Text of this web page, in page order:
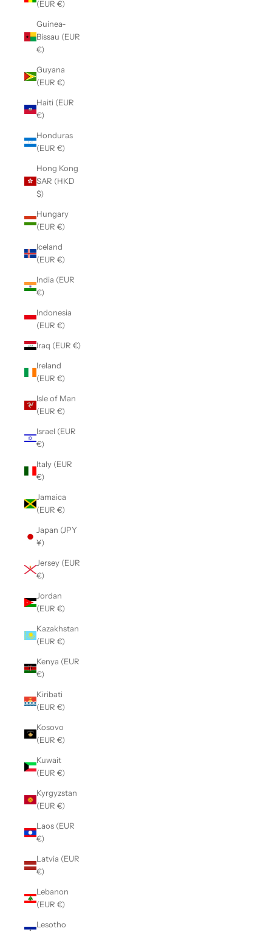
(EUR €)
Guinea-
Bissau (EUR
€)
Guyana
(EUR €)
Haiti (EUR
€)
Honduras
(EUR €)
Hong Kong
SAR (HKD
$)
Hungary
(EUR €)
Iceland
(EUR €)
India (EUR
€)
Indonesia
(EUR €)
Iraq (EUR €)
Ireland
(EUR €)
Isle of Man
(EUR €)
Israel (EUR
€)
Italy (EUR
€)
Jamaica
(EUR €)
Japan (JPY
¥)
Jersey (EUR
€)
Jordan
(EUR €)
Kazakhstan
(EUR €)
Kenya (EUR
€)
Kiribati
(EUR €)
Kosovo
(EUR €)
Kuwait
(EUR €)
Kyrgyzstan
(EUR €)
Laos (EUR
€)
Latvia (EUR
€)
Lebanon
(EUR €)
Lesotho